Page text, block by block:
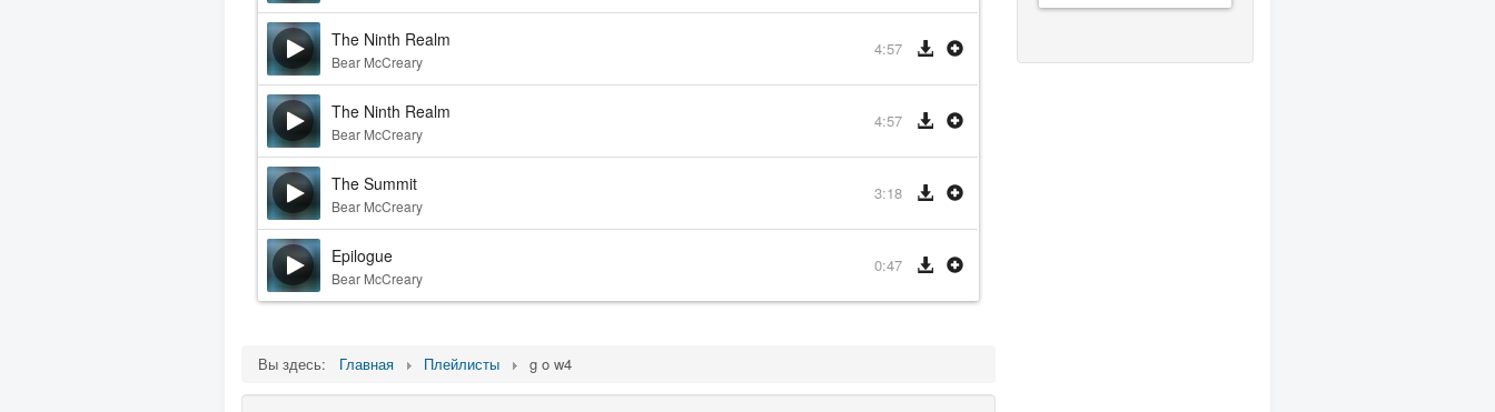
The Ninth Realm
Bear McCreary
4:57
The Ninth Realm
Bear McCreary
4:57
The Summit
Bear McCreary
3:18
Epilogue
Bear McCreary
0:47
Вы здесь: Главная Плейлисты g o w4